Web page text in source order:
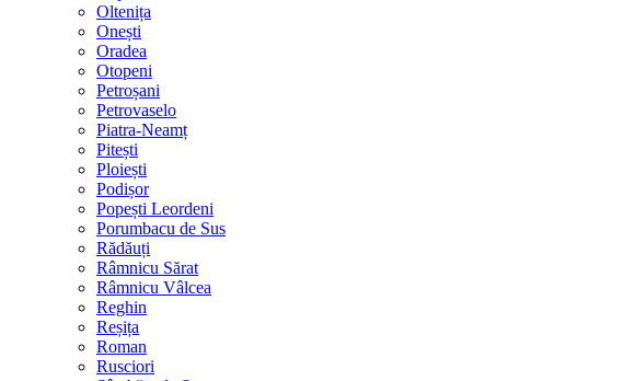
Oltenița
Onești
Oradea
Otopeni
Petroșani
Petrovaselo
Piatra-Neamț
Pitești
Ploiești
Podișor
Popești Leordeni
Porumbacu de Sus
Rădăuți
Râmnicu Sărat
Râmnicu Vâlcea
Reghin
Reșița
Roman
Rusciori